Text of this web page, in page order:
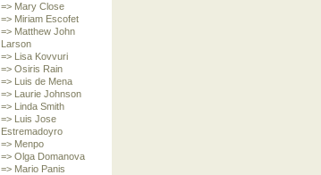
=> Mary Close
=> Miriam Escofet
=> Matthew John
Larson
=> Lisa Kovvuri
=> Osiris Rain
=> Luis de Mena
=> Laurie Johnson
=> Linda Smith
=> Luis Jose
Estremadoyro
=> Menpo
=> Olga Domanova
=> Mario Panis